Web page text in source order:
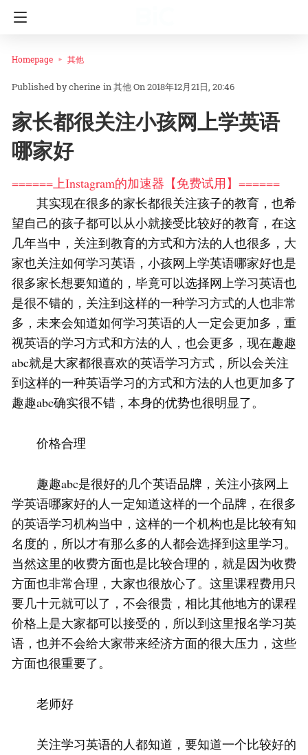
Homepage 其他
cherine in其他On 2018年12月21日, 20:46
家长都很关注小孩网上学英语
哪家好
======上Instagram的加速器【免费试用】======
其实现在很多的家长都很关注孩子的教育，也希
望自己的孩子都可以从小就接受比较好的教育，在这
几年当中，关注到教育的方式和方法的人也很多，大
家也关注如何学习英语，小孩网上学英语哪家好也是
很多家长想要知道的，毕竟可以选择网上学习英语也
是很不错的，关注到这样的一种学习方式的人也非常
多，未来会知道如何学习英语的人一定会更加多，重
视英语的学习方式和方法的人，也会更多，现在趣趣
abc就是大家都很喜欢的英语学习方式，所以会关注
到这样的一种英语学习的方式和方法的人也更加多了
趣趣abc确实很不错，本身的优势也很明显了。
价格合理
趣趣abc是很好的几个英语品牌，关注小孩网上
学英语哪家好的人一定知道这样的一个品牌，在很多
的英语学习机构当中，这样的一个机构也是比较有知
名度的，所以才有那么多的人都会选择到这里学习。
当然这里的收费方面也是比较合理的，就是因为收费
方面也非常合理，大家也很放心了。这里课程费用只
要几十元就可以了，不会很贵，相比其他地方的课程
价格上是大家都可以接受的，所以到这里报名学习英
语，也并不会给大家带来经济方面的很大压力，这些
方面也很重要了。
老师好
关注学习英语的人都知道，要知道一个比较好的